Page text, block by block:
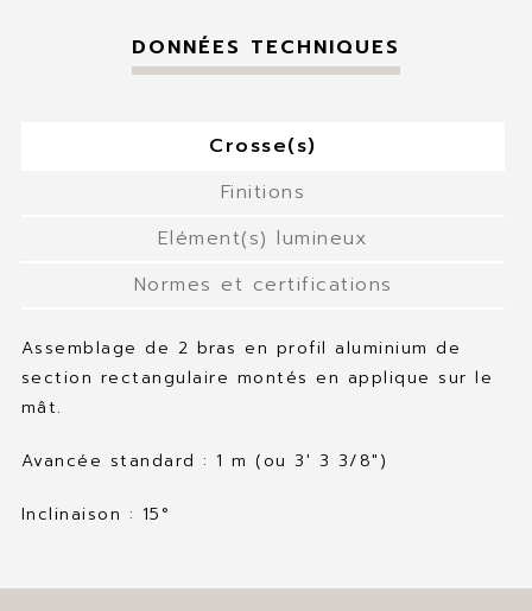
DONNÉES TECHNIQUES
Crosse(s)
Finitions
Elément(s) lumineux
Normes et certifications
Assemblage de 2 bras en profil aluminium de
section rectangulaire montés en applique sur le
mât.
Avancée standard : 1 m (ou 3′ 3 3/8″)
Inclinaison : 15°